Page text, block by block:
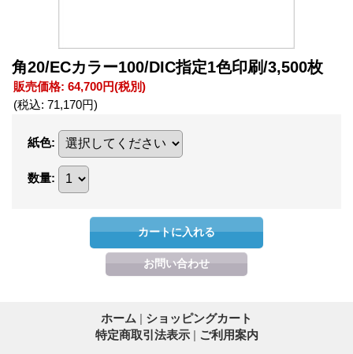
角20/ECカラー100/DIC指定1色印刷/3,500枚
販売価格: 64,700円(税別)
(税込: 71,170円)
紙色:
数量:
ホーム | ショッピングカート
特定商取引法表示 | ご利用案内